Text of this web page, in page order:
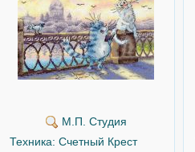
М.П. Студия
Техника: Счетный Крест